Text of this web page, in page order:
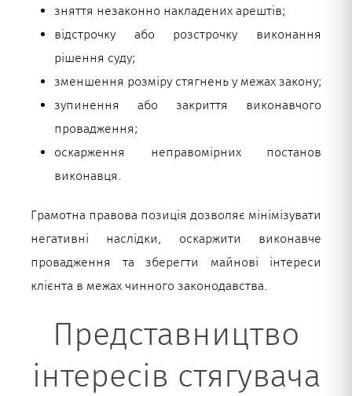
зняття незаконно накладених арештів;
відстрочку або розстрочку виконання
рішення суду;
зменшення розміру стягнень у межах закону;
зупинення або закриття виконавчого
провадження;
оскарження неправомірних постанов
виконавця.
Грамотна правова позиція дозволяє мінімізувати
негативні наслідки, оскаржити виконавче
провадження та зберегти майнові інтереси
клієнта в межах чинного законодавства.
Представництво
інтересів стягувача